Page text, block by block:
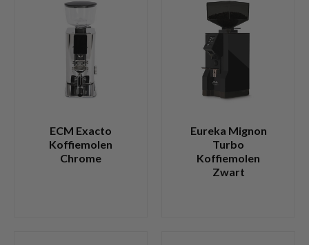
ECM Exacto
Koffiemolen
Chrome
Eureka Mignon
Turbo
Koffiemolen
Zwart